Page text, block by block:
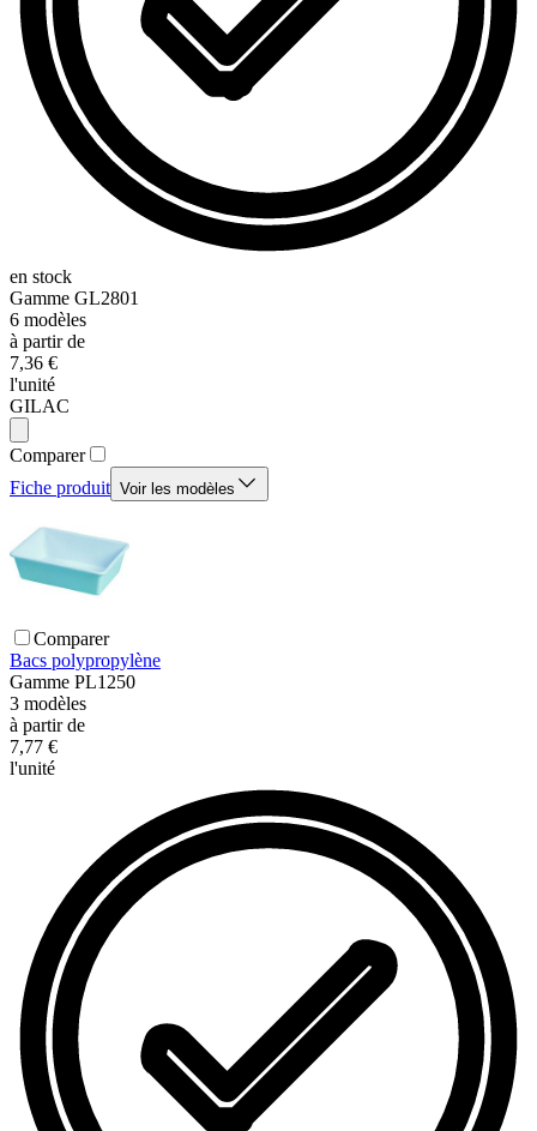
en stock
Gamme GL2801
6 modèles
à partir de
7,36 €
l'unité
GILAC
Comparer
Fiche produit Voir les modèles
Comparer
Bacs polypropylène
Gamme PL1250
3 modèles
à partir de
7,77 €
l'unité